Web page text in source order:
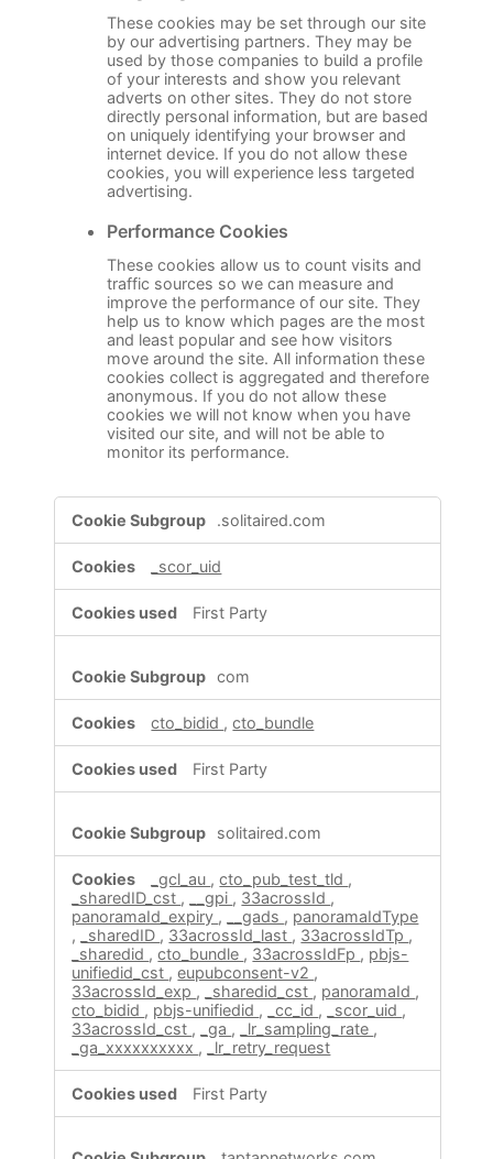
These cookies may be set through our site
by our advertising partners. They may be
used by those companies to build a profile
of your interests and show you relevant
adverts on other sites. They do not store
directly personal information, but are based
on uniquely identifying your browser and
internet device. If you do not allow these
cookies, you will experience less targeted
advertising.
Performance Cookies
These cookies allow us to count visits and
traffic sources so we can measure and
improve the performance of our site. They
help us to know which pages are the most
and least popular and see how visitors
move around the site. All information these
cookies collect is aggregated and therefore
anonymous. If you do not allow these
cookies we will not know when you have
visited our site, and will not be able to
monitor its performance.
Cookies,Performance.solitaired.com
_scor_uid
First Party
com
cto_bidid ,cto_bundle
First Party
solitaired.com
_gcl_au ,cto_pub_test_tld ,
_sharedID_cst , __gpi , 33acrossId ,
panoramaId_expiry , __gads , panoramaIdType
,
_sharedID , 33acrossId_last , 33acrossIdTp ,
_sharedid ,cto_bundle , 33acrossIdFp , pbjs-
unifiedid_cst ,eupubconsent-v2 ,
33acrossId_exp , _sharedid_cst , panoramaId ,
cto_bidid , pbjs-unifiedid , _cc_id , _scor_uid ,
33acrossId_cst , _ga , _lr_sampling_rate ,
_ga_xxxxxxxxxx , _lr_retry_request
First Party